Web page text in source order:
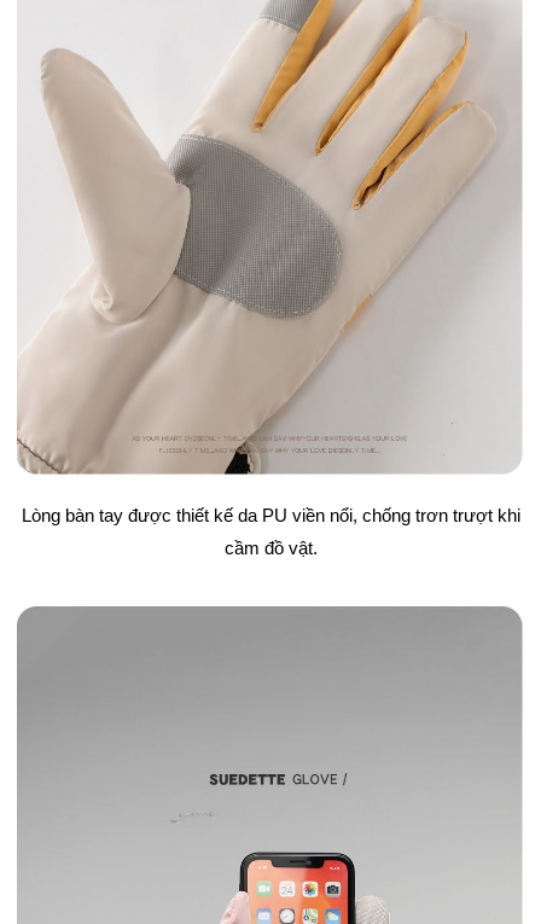
Lòng bàn tay được thiết kế da PU viền nổi, chống trơn trượt khi
cầm đồ vật.